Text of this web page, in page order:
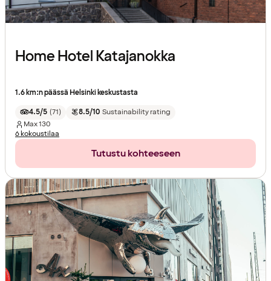
Home Hotel Katajanokka
1.6 km:n päässä Helsinki keskustasta
4.5/5 (71) 8.5/10 Sustainability rating
Max130
6 kokoustilaa
Tutustu kohteeseen